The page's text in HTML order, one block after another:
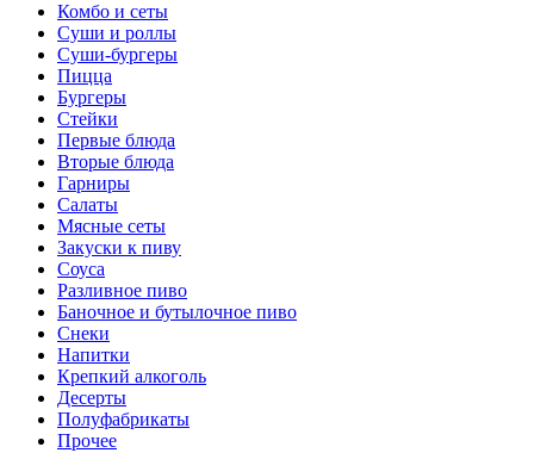
Комбо и сеты
Суши и роллы
Суши-бургеры
Пицца
Бургеры
Стейки
Первые блюда
Вторые блюда
Гарниры
Салаты
Мясные сеты
Закуски к пиву
Соуса
Разливное пиво
Баночное и бутылочное пиво
Снеки
Напитки
Крепкий алкоголь
Десерты
Полуфабрикаты
Прочее